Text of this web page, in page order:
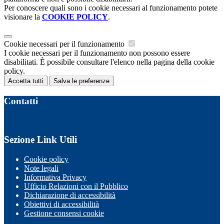
Per conoscere quali sono i cookie necessari al funzionamento potete
visionare la COOKIE POLICY.
Cookie necessari per il funzionamento
I cookie necessari per il funzionamento non possono essere
disabilitati. È possibile consultare l'elenco nella pagina della cookie
policy.
Accetta tutti Salva le preferenze
Contatti
Sezione Link Utili
Cookie policy
Note legali
Informativa Privacy
Ufficio Relazioni con il Pubblico
Dichiarazione di accessibilità
Obiettivi di accessibilità
Gestione consensi cookie